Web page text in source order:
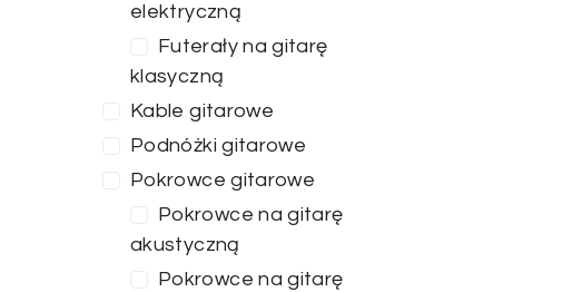
elektryczną
Futerały na gitarę
klasyczną
Kable gitarowe
Podnóżki gitarowe
Pokrowce gitarowe
Pokrowce na gitarę
akustyczną
Pokrowce na gitarę